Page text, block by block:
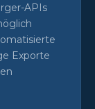
APIs
Exporte